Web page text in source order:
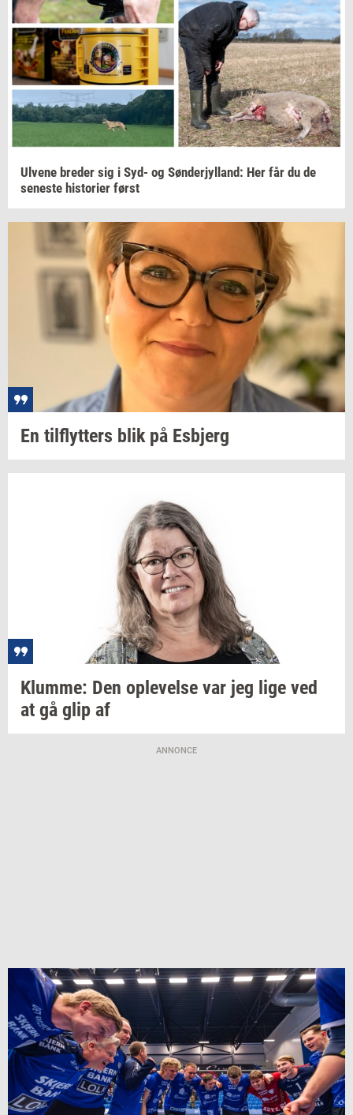
Ul­ve­ne bre­der sig i Syd- og Søn­derjyl­land: Her får du de
se­ne­ste hi­sto­ri­er først
En til­flyt­ters blik på Es­b­jerg
Klum­me: Den op­le­vel­se var jeg lige ved
at gå glip af
ANNONCE